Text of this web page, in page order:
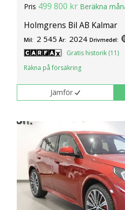
Pris 499 800 kr Beräkna
Holmgrens Bil AB Kalmar
Mil: 2 545 År: 2024 Drivmedel:
Gratis historik (11)
Räkna på försäkring
Jämför